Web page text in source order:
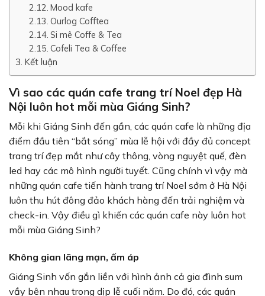
Mood kafe
Ourlog Cofftea
Si mê Coffe & Tea
Cofeli Tea & Coffee
Kết luận
Vì sao các quán cafe trang trí Noel đẹp Hà
Nội luôn hot mỗi mùa Giáng Sinh?
Mỗi khi Giáng Sinh đến gần, các quán cafe là những địa
điểm đầu tiên “bắt sóng” mùa lễ hội với đầy đủ concept
trang trí đẹp mắt như cây thông, vòng nguyệt quế, đèn
led hay các mô hình người tuyết. Cũng chính vì vậy mà
những quán cafe tiến hành trang trí Noel sớm ở Hà Nội
luôn thu hút đông đảo khách hàng đến trải nghiệm và
check-in. Vậy điều gì khiến các quán cafe này luôn hot
mỗi mùa Giáng Sinh?
Không gian lãng mạn, ấm áp
Giáng Sinh vốn gắn liền với hình ảnh cả gia đình sum
vầy bên nhau trong dịp lễ cuối năm. Do đó, các quán